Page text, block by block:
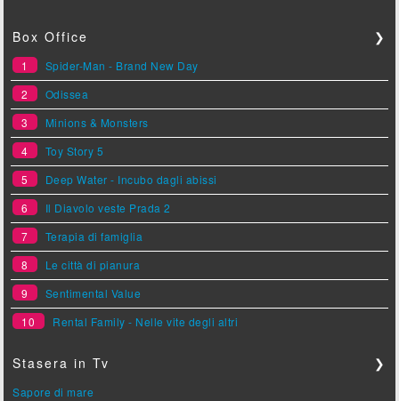
Box Office ❯
1
Spider-Man - Brand New Day
2
Odissea
3
Minions & Monsters
4
Toy Story 5
5
Deep Water - Incubo dagli abissi
6
Il Diavolo veste Prada 2
7
Terapia di famiglia
8
Le città di pianura
9
Sentimental Value
10
Rental Family - Nelle vite degli altri
Stasera in Tv ❯
Sapore di mare